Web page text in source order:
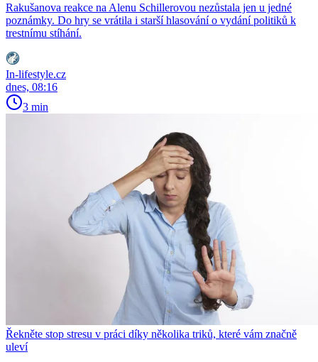
Rakušanova reakce na Alenu Schillerovou nezůstala jen u jedné
poznámky. Do hry se vrátila i starší hlasování o vydání politiků k
trestnímu stíhání.
In-lifestyle.cz
dnes, 08:16
3 min
Řekněte stop stresu v práci díky několika triků, které vám značně
uleví